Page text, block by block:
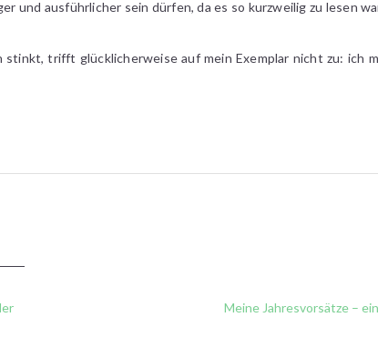
und ausführlicher sein dürfen, da es so kurzweilig zu lesen
stinkt, trifft glücklicherweise auf mein Exemplar nicht zu: ich
Meine Jahresvorsätze –